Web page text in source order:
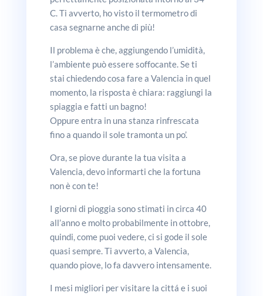
C. Ti avverto, ho visto il termometro di
casa segnarne anche di più!
Il problema è che, aggiungendo l’umidità,
l’ambiente può essere soffocante. Se ti
stai chiedendo cosa fare a Valencia in quel
momento, la risposta è chiara: raggiungi la
spiaggia e fatti un bagno!
Oppure entra in una stanza rinfrescata
fino a quando il sole tramonta un po’.
Ora, se piove durante la tua visita a
Valencia, devo informarti che la fortuna
non è con te!
I giorni di pioggia sono stimati in circa 40
all’anno e molto probabilmente in ottobre,
quindi, come puoi vedere, ci si gode il sole
quasi sempre. Ti avverto, a Valencia,
quando piove, lo fa davvero intensamente.
I mesi migliori per visitare la cittá e i suoi